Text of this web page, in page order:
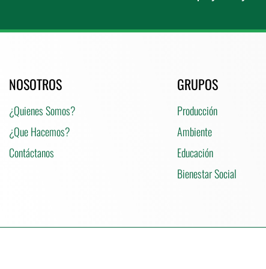
NOSOTROS
¿Quienes Somos?
¿Que Hacemos?
Contáctanos
GRUPOS
Producción
Ambiente
Educación
Bienestar Social